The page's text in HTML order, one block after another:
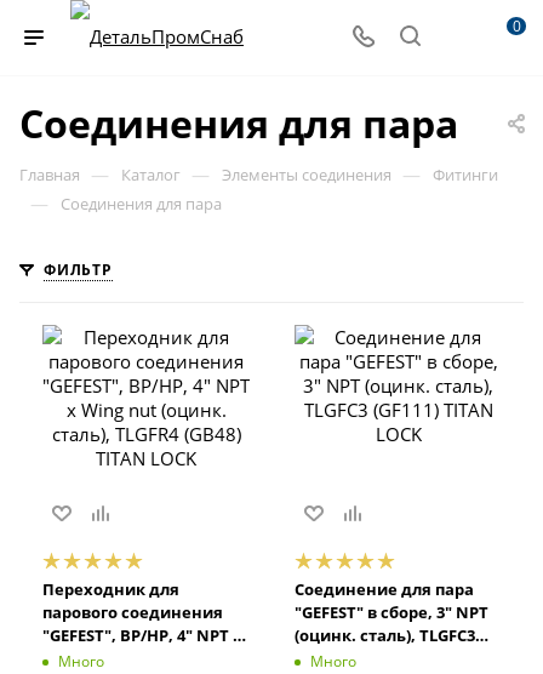
0
Соединения для пара
Главная — Каталог — Элементы соединения — Фитинги
— Соединения для пара
ФИЛЬТР
Переходник для
парового соединения
"GEFEST", ВР/НР, 4" NPT x
Wing nut (оцинк. сталь),
Много
Соединение для пара
"GEFEST" в сборе, 3" NPT
(оцинк. сталь), TLGFC3
(GF111) TITAN LOCK
Много